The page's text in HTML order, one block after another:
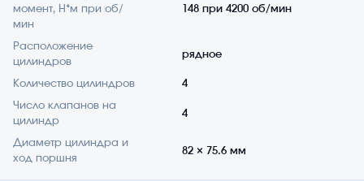
момент, Н*м при об/
мин
148 при 4200 об/мин
Расположение
цилиндров
рядное
Количество цилиндров 4
Число клапанов на
цилиндр
4
Диаметр цилиндра и
ход поршня
82 × 75.6 мм